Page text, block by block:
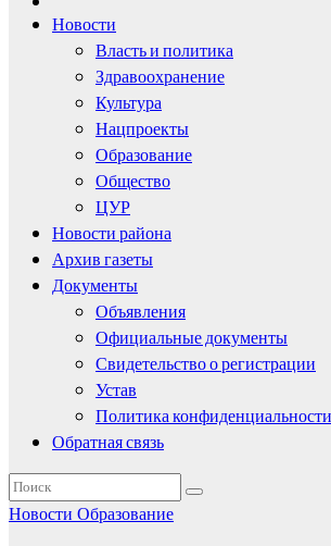
Новости
Власть и политика
Здравоохранение
Культура
Нацпроекты
Образование
Общество
ЦУР
Новости района
Архив газеты
Документы
Объявления
Официальные документы
Свидетельство о регистрации
Устав
Политика конфиденциальности
Обратная связь
Новости Образование